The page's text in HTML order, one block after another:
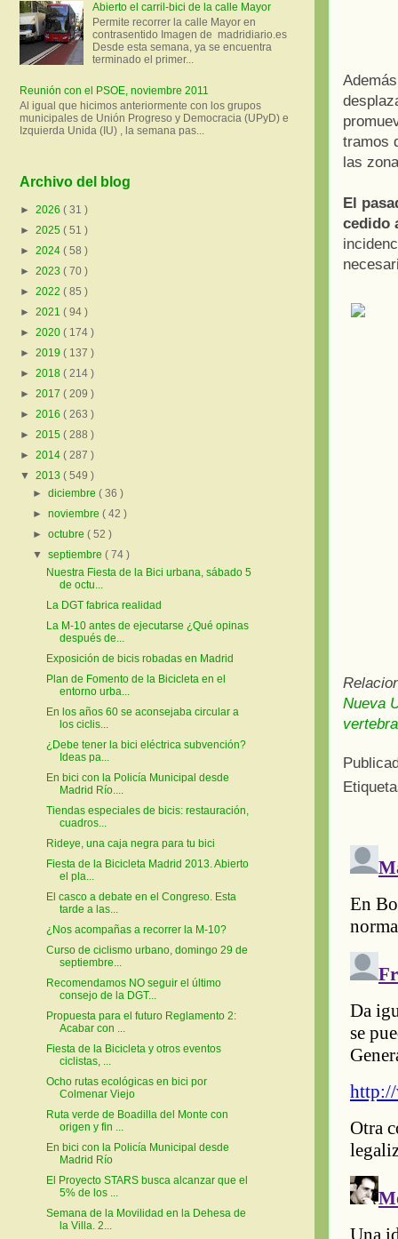
tramos
las
El
cedido
Nueva
Abierto el carril-bici de la calle Mayor
Permite recorrer la calle Mayor en
contrasentido Imagen de madridiario.es
Desde esta semana, ya se encuentra
terminado el primer...
Reunión con el PSOE, noviembre 2011
Al igual que hicimos anteriormente con los grupos
municipales de Unión Progreso y Democracia (UPyD) e
Izquierda Unida (IU) , la semana pas...
Archivo del blog
► 2026 ( 31 )
► 2025 ( 51 )
► 2024 ( 58 )
► 2023 ( 70 )
► 2022 ( 85 )
► 2021 ( 94 )
► 2020 ( 174 )
► 2019 ( 137 )
► 2018 ( 214 )
► 2017 ( 209 )
► 2016 ( 263 )
► 2015 ( 288 )
► 2014 ( 287 )
▼ 2013 ( 549 )
►diciembre( 36 )
►noviembre( 42 )
►octubre( 52 )
▼septiembre( 74 )
Nuestra Fiesta de la Bici urbana, sábado 5
de octu...
La DGT fabrica realidad
La M-10 antes de ejecutarse ¿Qué opinas
después de...
Exposición de bicis robadas en Madrid
Plan de Fomento de la Bicicleta en el
entorno urba...
En los años 60 se aconsejaba circular a
los ciclis...
¿Debe tener la bici eléctrica subvención?
Ideas pa...
En bici con la Policía Municipal desde
Madrid Río....
Tiendas especiales de bicis: restauración,
cuadros...
Rideye, una caja negra para tu bici
Fiesta de la Bicicleta Madrid 2013. Abierto
el pla...
El casco a debate en el Congreso. Esta
tarde a las...
¿Nos acompañas a recorrer la M-10?
Curso de ciclismo urbano, domingo 29 de
septiembre...
Recomendamos NO seguir el último
consejo de la DGT...
Propuesta para el futuro Reglamento 2:
Acabar con ...
Fiesta de la Bicicleta y otros eventos
ciclistas, ...
Ocho rutas ecológicas en bici por
Colmenar Viejo
Ruta verde de Boadilla del Monte con
origen y fin ...
En bici con la Policía Municipal desde
Madrid Río
El Proyecto STARS busca alcanzar que el
5% de los ...
Semana de la Movilidad en la Dehesa de
la Villa. 2...